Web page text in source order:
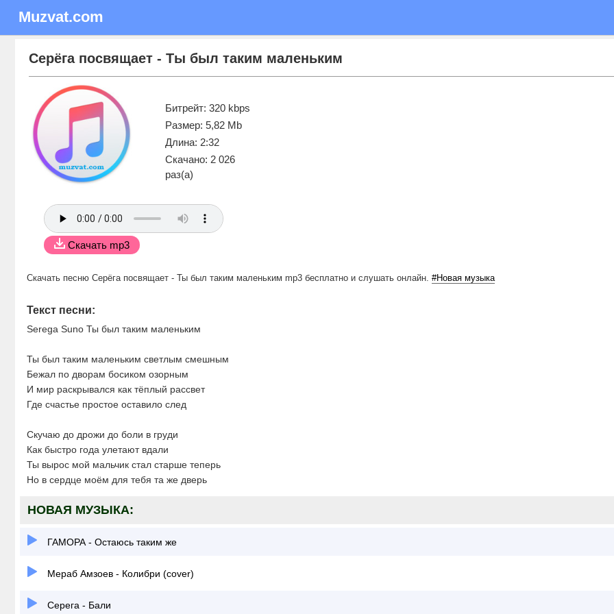
Muzvat.com
Серёга посвящает - Ты был таким маленьким
Битрейт: 320 kbps
Размер: 5,82 Mb
Длина: 2:32
Скачано: 2 026
раз(а)
Скачать mp3
Скачать песню Серёга посвящает - Ты был таким маленьким mp3 бесплатно и слушать онлайн. #Новая музыка
Текст песни:
Serega Suno Ты был таким маленьким
Ты был таким маленьким светлым смешным
Бежал по дворам босиком озорным
И мир раскрывался как тёплый рассвет
Где счастье простое оставило след
Скучаю до дрожи до боли в груди
Как быстро года улетают вдали
Ты вырос мой мальчик стал старше теперь
Но в сердце моём для тебя та же дверь
НОВАЯ МУЗЫКА:
ГАМОРА - Остаюсь таким же
Мераб Амзоев - Колибри (cover)
Серега - Бали